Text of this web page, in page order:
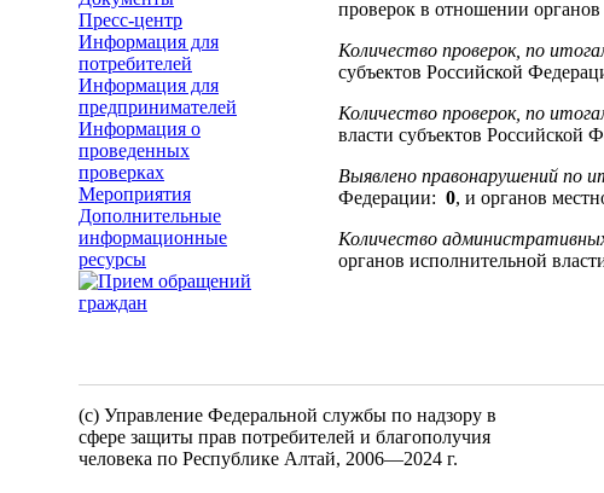
Пресс-центр
Информация для
потребителей
Информация для
предпринимателей
Информация о
проведенных
проверках
Мероприятия
Дополнительные
информационные
ресурсы
проверок в отношении
Количество проверок, по
субъектов Российской
Количество проверок, по
власти субъектов Российской
Выявлено правонарушений по
Федерации: 0, и органов
Количество
органов исполнительной
(c) Управление Федеральной службы по надзору в
сфере защиты прав потребителей и благополучия
человека по Республике Алтай, 2006—2024 г.